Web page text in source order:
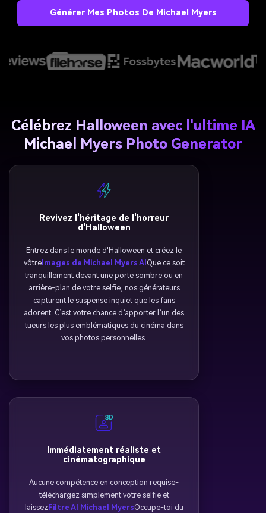
Générer Mes Photos De Michael Myers
Célébrez Halloween avec l'ultime IA
Michael Myers Photo Generator
Revivez l'héritage de l'horreur
d'Halloween
Entrez dans le monde d'Halloween et créez le
vôtreImages de Michael Myers AI Que ce soit
tranquillement devant une porte sombre ou en
arrière-plan de votre selfie, nos générateurs
capturent le suspense inquiet que les fans
adorent. C’est votre chance d’apporter l’un des
tueurs les plus emblématiques du cinéma dans
vos photos personnelles.
Immédiatement réaliste et
cinématographique
Aucune compétence en conception requise-
téléchargez simplement votre selfie et
laissezFiltre AI Michael MyersOccupe-toi du